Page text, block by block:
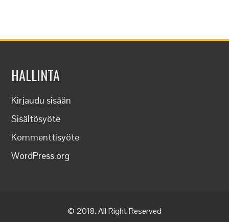
HALLINTA
Kirjaudu sisään
Sisältösyöte
Kommenttisyöte
WordPress.org
© 2018. All Right Reserved